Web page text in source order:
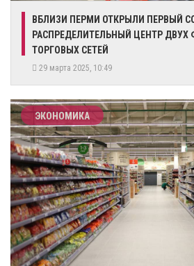
ВБЛИЗИ ПЕРМИ ОТКРЫЛИ ПЕРВЫЙ
РАСПРЕДЕЛИТЕЛЬНЫЙ ЦЕНТР ДВУХ
ТОРГОВЫХ СЕТЕЙ
29 марта 2025, 10:49
ЭКОНОМИКА